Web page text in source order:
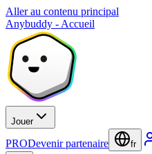
Aller au contenu principal
Anybuddy - Accueil
Jouer
PRODevenir partenaire fr